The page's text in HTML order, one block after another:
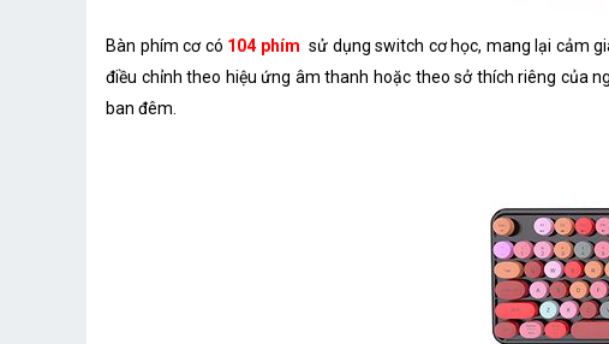
Bàn phím cơ có 104 phím sử dụng switch cơ học, mang lại cảm
điều chỉnh theo hiệu ứng âm thanh hoặc theo sở thích riêng của
ban đêm.